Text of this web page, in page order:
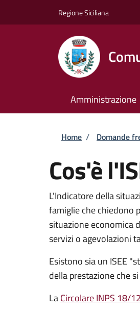
Regione Siciliana
Amministrazione
Briciole
Home / Domande
Cos'è
L'Indicatore della
famiglie che chiedono
situazione economica
servizi o agevolazioni
Esistono sia un ISEE
della prestazione che
LaCircolare INPS 18/